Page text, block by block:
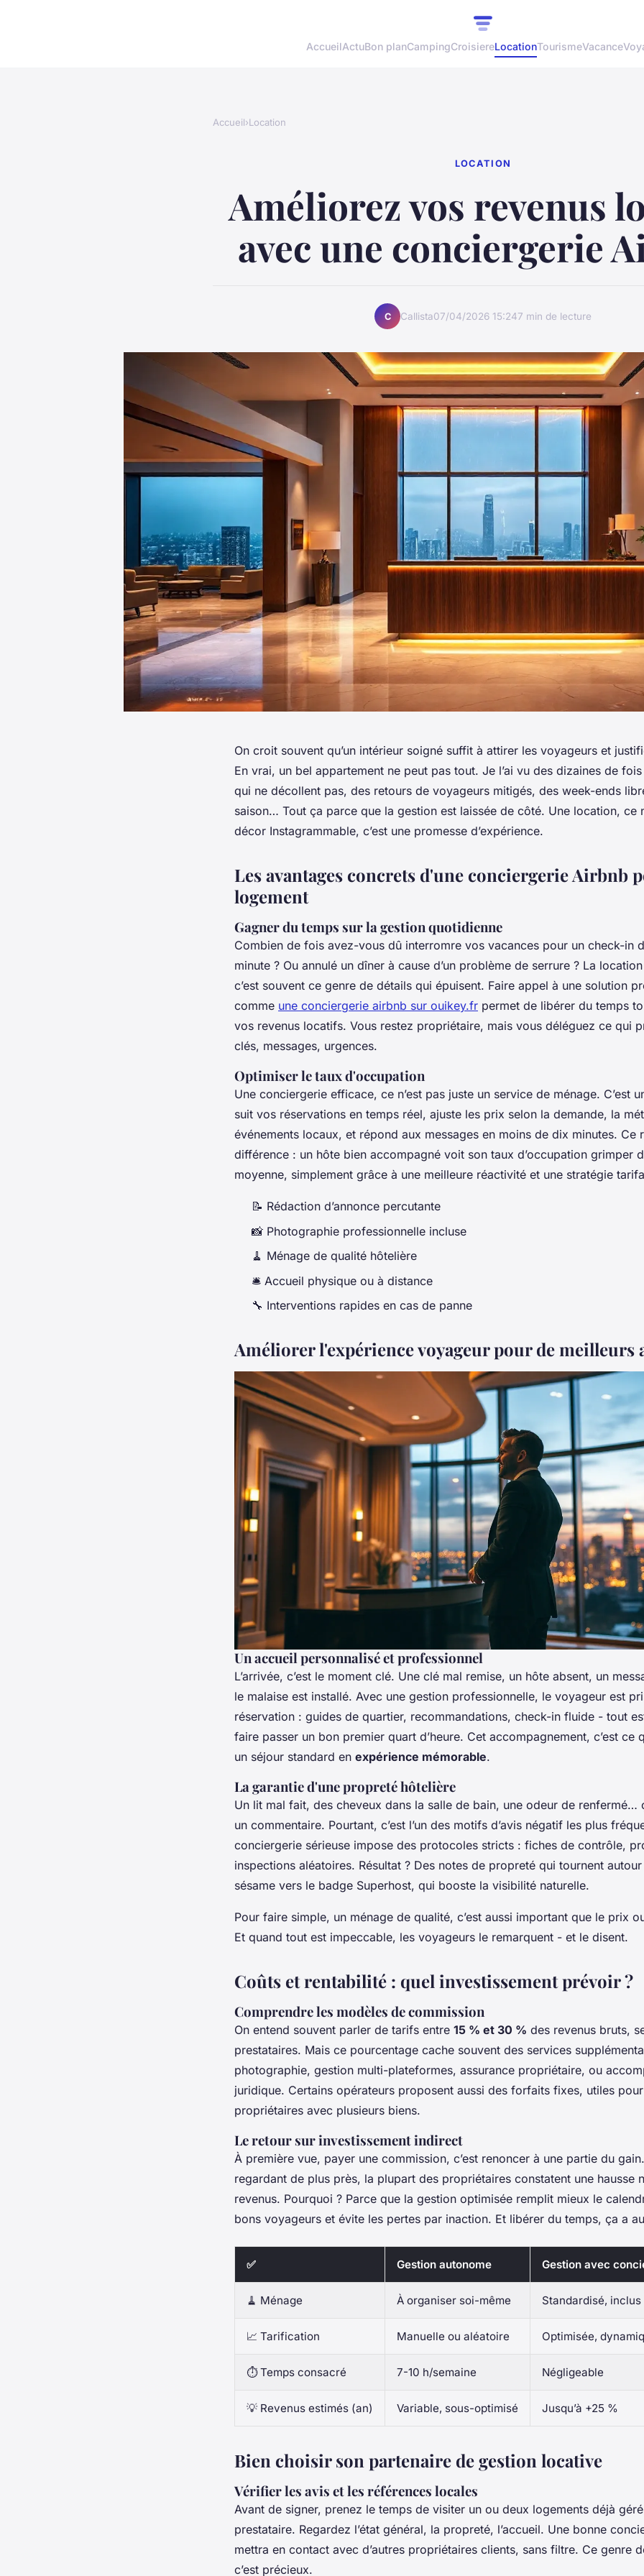
AccueilActuBon planCampingCroisiereLocationTourismeVacance
Accueil›Location
LOCATION
Améliorez vos revenus
avec une conciergerie
C Callista07/04/2026 15:247 min de lecture
On croit souvent qu’un intérieur soigné suffit à attirer les voyageurs et
En vrai, un bel appartement ne peut pas tout. Je l’ai vu des dizaines de
qui ne décollent pas, des retours de voyageurs mitigés, des week-ends
saison… Tout ça parce que la gestion est laissée de côté. Une location, ce
décor Instagrammable, c’est une promesse d’expérience.
Les avantages concrets d'une conciergerie Airbnb
logement
Gagner du temps sur la gestion quotidienne
Combien de fois avez-vous dû interromre vos vacances pour un check-in
minute ? Ou annulé un dîner à cause d’un problème de serrure ? La
c’est souvent ce genre de détails qui épuisent. Faire appel à une solution
comme une conciergerie airbnb sur ouikey.fr permet de libérer du temps
vos revenus locatifs. Vous restez propriétaire, mais vous déléguez ce qui
clés, messages, urgences.
Optimiser le taux d'occupation
Une conciergerie efficace, ce n’est pas juste un service de ménage. C’est
suit vos réservations en temps réel, ajuste les prix selon la demande, la
événements locaux, et répond aux messages en moins de dix minutes. Ce
différence : un hôte bien accompagné voit son taux d’occupation grimper
moyenne, simplement grâce à une meilleure réactivité et une stratégie
📝 Rédaction d’annonce percutante
📸 Photographie professionnelle incluse
🧹 Ménage de qualité hôtelière
🛎️ Accueil physique ou à distance
🔧 Interventions rapides en cas de panne
Améliorer l'expérience voyageur pour de meilleurs
Un accueil personnalisé et professionnel
L’arrivée, c’est le moment clé. Une clé mal remise, un hôte absent, un
le malaise est installé. Avec une gestion professionnelle, le voyageur est
réservation : guides de quartier, recommandations, check-in fluide - tout
faire passer un bon premier quart d’heure. Cet accompagnement, c’est ce
un séjour standard en expérience mémorable.
La garantie d'une propreté hôtelière
Un lit mal fait, des cheveux dans la salle de bain, une odeur de renfermé…
un commentaire. Pourtant, c’est l’un des motifs d’avis négatif les plus
conciergerie sérieuse impose des protocoles stricts : fiches de contrôle,
inspections aléatoires. Résultat ? Des notes de propreté qui tournent
sésame vers le badge Superhost, qui booste la visibilité naturelle.
Pour faire simple, un ménage de qualité, c’est aussi important que le prix
Et quand tout est impeccable, les voyageurs le remarquent - et le disent.
Coûts et rentabilité : quel investissement prévoir ?
Comprendre les modèles de commission
On entend souvent parler de tarifs entre 15 % et 30 % des revenus bruts,
prestataires. Mais ce pourcentage cache souvent des services
photographie, gestion multi-plateformes, assurance propriétaire, ou
juridique. Certains opérateurs proposent aussi des forfaits fixes, utiles
propriétaires avec plusieurs biens.
Le retour sur investissement indirect
À première vue, payer une commission, c’est renoncer à une partie du
regardant de plus près, la plupart des propriétaires constatent une hausse
revenus. Pourquoi ? Parce que la gestion optimisée remplit mieux le
bons voyageurs et évite les pertes par inaction. Et libérer du temps, ça a
✅ Gestion autonome Gestion avec
🧹 Ménage À organiser soi-même Standardisé, inclus
📈 Tarification Manuelle ou aléatoire Optimisée,
⏱️ Temps consacré 7-10 h/semaine Négligeable
💡 Revenus estimés (an) Variable, sous-optimisé Jusqu’à +25 %
Bien choisir son partenaire de gestion locative
Vérifier les avis et les références locales
Avant de signer, prenez le temps de visiter un ou deux logements déjà
prestataire. Regardez l’état général, la propreté, l’accueil. Une bonne
mettra en contact avec d’autres propriétaires clients, sans filtre. Ce genre
c’est précieux.